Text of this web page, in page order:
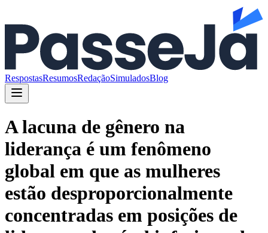
RespostasResumosRedaçãoSimuladosBlog
A lacuna de gênero na
liderança é um fenômeno
global em que as mulheres
estão desproporcionalmente
concentradas em posições de